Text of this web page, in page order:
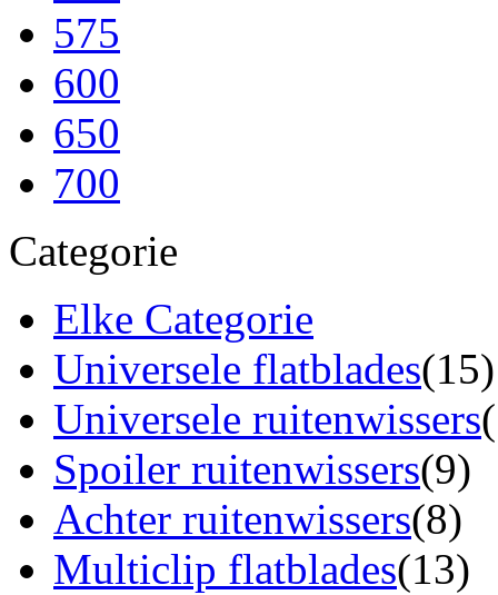
575
600
650
700
Categorie
Elke Categorie
Universele flatblades(15)
Universele ruitenwissers
Spoiler ruitenwissers(9)
Achter ruitenwissers(8)
Multiclip flatblades(13)